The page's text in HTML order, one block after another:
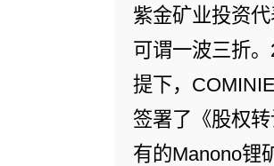
紫金矿业投资
可谓一波三折
提下，
签署了《股权
有的Manono锂